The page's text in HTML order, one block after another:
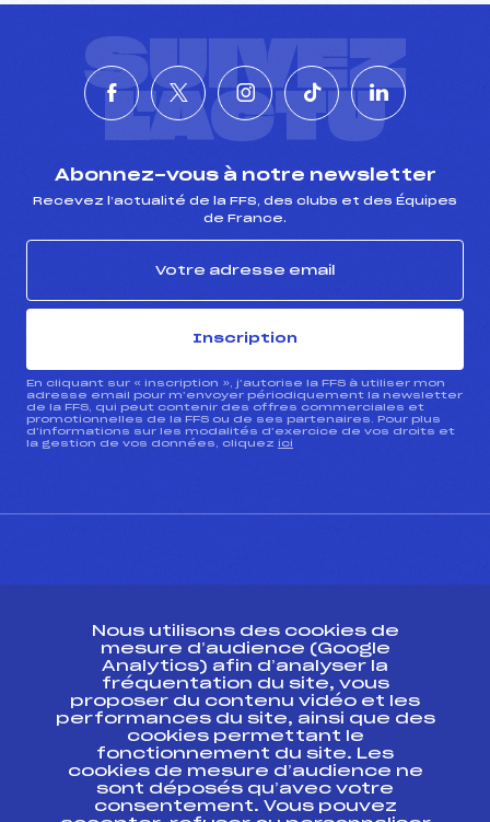
SUIVEZ
L'ACTU
Abonnez-vous à notre newsletter
Recevez l’actualité de la FFS, des clubs et des Équipes
de France.
Inscription
En cliquant sur « inscription », j’autorise la FFS à utiliser mon
adresse email pour m’envoyer périodiquement la newsletter
de la FFS, qui peut contenir des offres commerciales et
promotionnelles de la FFS ou de ses partenaires. Pour plus
d’informations sur les modalités d’exercice de vos droits et
la gestion de vos données, cliquez ici
Ressources
Pass’Neige
Projet sportif fédéral
Projet de performance fédéral
Antidopage
Nous utilisons des cookies de
mesure d’audience (Google
Analytics) afin d’analyser la
fréquentation du site, vous
proposer du contenu vidéo et les
performances du site, ainsi que des
cookies permettant le
fonctionnement du site. Les
cookies de mesure d’audience ne
sont déposés qu’avec votre
consentement. Vous pouvez